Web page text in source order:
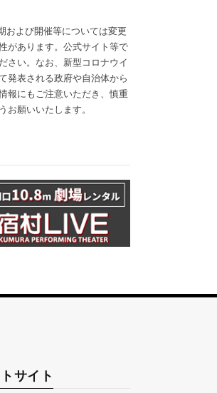
および開催等については変更
があります。公式サイト等で
さい。なお、新型コロナウイ
発表される政府や自治体から
報にもご注意いただき、慎重
お願いいたします。
サイト